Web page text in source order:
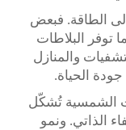
الطاقة. فبعض
توفر البلاطات
والمنازل
الحياة.
الشمسية تُشكّل
الذاتي. ونمو